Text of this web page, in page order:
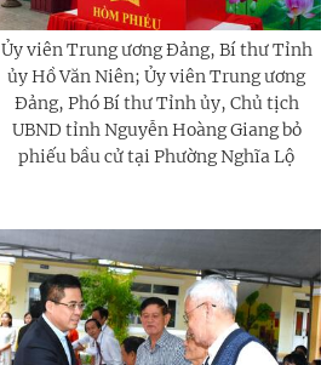
Ủy viên Trung ương Đảng, Bí thư Tỉnh
ủy Hồ Văn Niên; Ủy viên Trung ương
Đảng, Phó Bí thư Tỉnh ủy, Chủ tịch
UBND tỉnh Nguyễn Hoàng Giang bỏ
phiếu bầu cử tại Phường Nghĩa Lộ